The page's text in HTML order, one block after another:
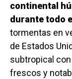
continental
durante todo
tormentas en
de Estados
subtropical
frescos y